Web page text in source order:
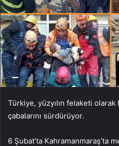
Türkiye, yüzyılın felaketi
çabalarını sürdürüyor.
6 Şubat’ta Kahramanmaraş’ta